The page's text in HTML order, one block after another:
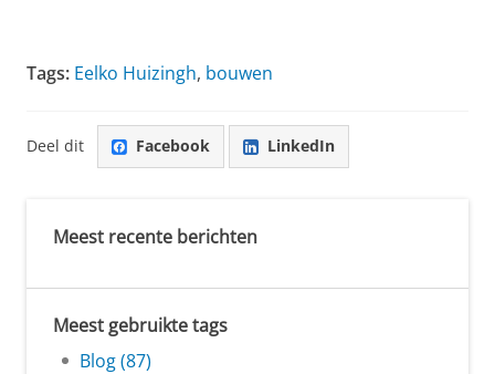
Tags: Eelko Huizingh, bouwen
Deel dit Facebook LinkedIn
Meest recente berichten
Meest gebruikte tags
Blog (87)